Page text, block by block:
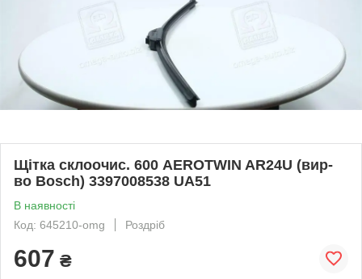
Щітка склоочис. 600 AEROTWIN AR24U (вир-
во Bosch) 3397008538 UA51
В наявності
Код: 645210-omg
Роздріб
607 ₴